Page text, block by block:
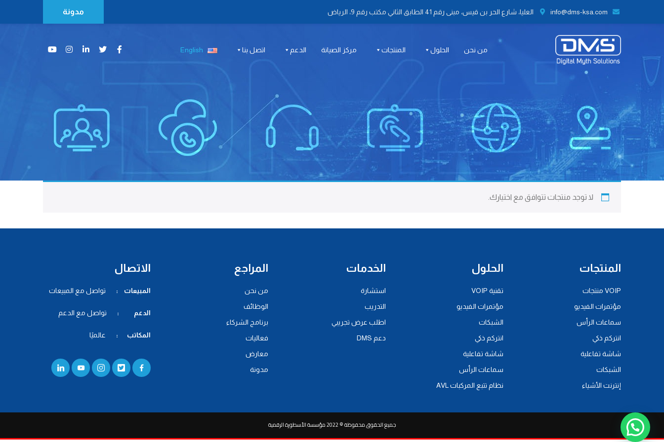
info@dms-ksa.com العليا، شارع الحر بن قيس، مبنى رقم 41 الطابق الثاني مكتب رقم 9، الرياض مدونة
من نحن الحلول المنتجات مركز الصيانة الدعم اتصل بنا English
لا توجد منتجات تتوافق مع اختيارك.
المنتجات
VOIP منتجات
مؤتمرات الفيديو
سماعات الرأس
انتركم ذكي
شاشة تفاعلية
الشبكات
إنترنت الأشياء
الحلول
تقنية VOIP
مؤتمرات الفيديو
الشبكات
انتركم ذكي
شاشة تفاعلية
سماعات الرأس
نظام تتبع المركبات AVL
الخدمات
استشارة
التدريب
اطلب عرض تجريبي
دعم DMS
المراجع
من نحن
الوظائف
برنامج الشركاء
فعاليات
معارض
مدونة
الاتصال
المبيعات : تواصل مع المبيعات
الدعم : تواصل مع الدعم
المكاتب : عالميًا
جميع الحقوق محفوظة © 2022 مؤسسة الأسطورة الرقمية